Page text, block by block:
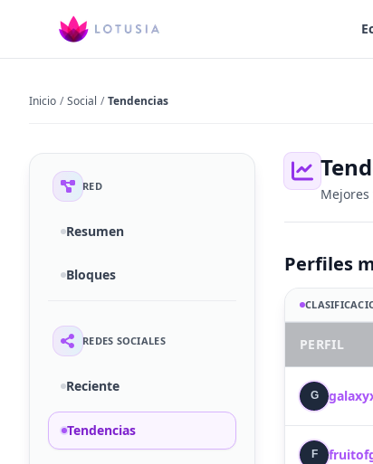
Inicio / Social / Tendencias
RED
Resumen
Bloques
REDES SOCIALES
Reciente
Tendencias
Perfiles
PERFIL
G
F